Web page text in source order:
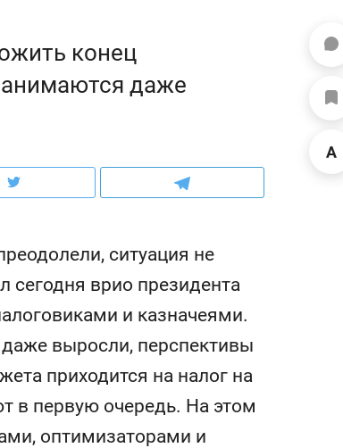
конец
даже
ситуация не
сегодня врио президента
и казначеями.
выросли, перспективы
приходится на налог на
в первую очередь. На этом
оптимизаторами и
и Face
какой будет
«Нова»
Рекомендуем
Опыт выживания в дикой
природе, работа
состоянием как основа
антихрупких команд